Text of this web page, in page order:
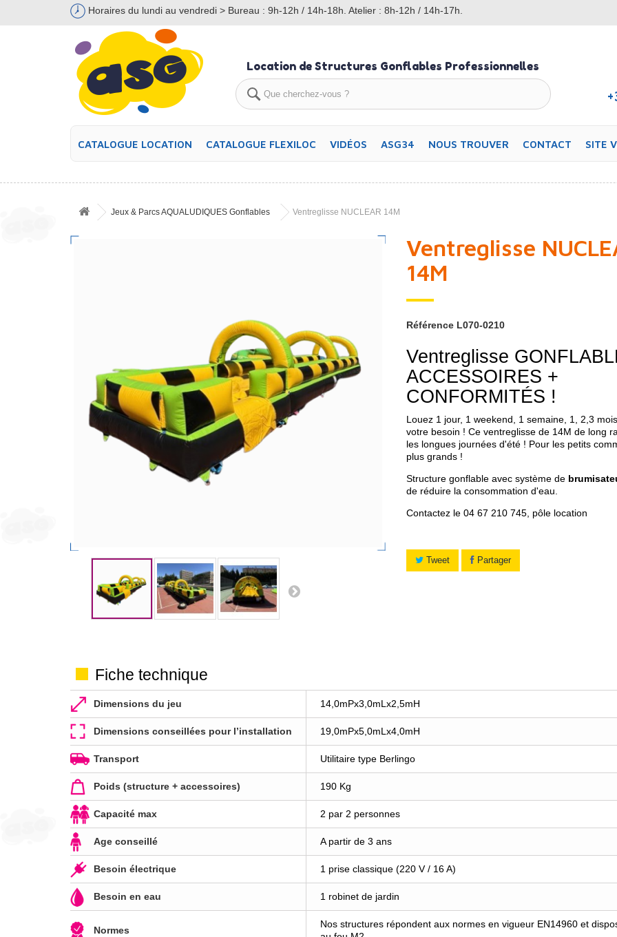
Horaires du lundi au vendredi > Bureau : 9h-12h / 14h-18h. Atelier : 8h-12h / 14h-17h.
Location de Structures Gonflables Professionnelles
CATALOGUE LOCATION CATALOGUE FLEXILOC VIDÉOS ASG34 NOUS TROUVER CONTACT SITE
Jeux & Parcs AQUALUDIQUES Gonflables Ventreglisse NUCLEAR 14M
Ventreglisse
14M
Référence L070-0210
Ventreglisse
ACCESSOIRES +
CONFORMITÉS !
Louez 1 jour, 1 weekend, 1 semaine, 1, 2,3
votre besoin ! Ce ventreglisse de 14M de long
les longues journées d'été ! Pour les petits
plus grands !
Structure gonflable avec système de
de réduire la consommation d'eau.
Contactez le 04 67 210 745, pôle location
Tweet Partager
Fiche technique
Dimensions du jeu 14,0mPx3,0mLx2,5mH
Dimensions conseillées pour l’installation 19,0mPx5,0mLx4,0mH
Transport Utilitaire type Berlingo
Poids (structure + accessoires) 190 Kg
Capacité max 2 par 2 personnes
Age conseillé A partir de 3 ans
Besoin électrique 1 prise classique (220 V / 16 A)
Besoin en eau 1 robinet de jardin
Normes
Nos structures répondent aux normes en vigueur EN14960 et